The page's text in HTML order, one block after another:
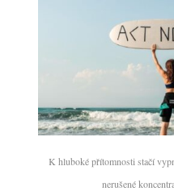
K hluboké přítomnosti stačí
nerušené